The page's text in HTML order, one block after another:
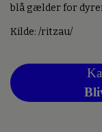
blå gælder for
Kilde: /ritzau/